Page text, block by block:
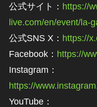
公式サイト： https://
live.com/en/event/la-
公式SNS X： https://
Facebook： https://
Instagram：
https://
YouTube：